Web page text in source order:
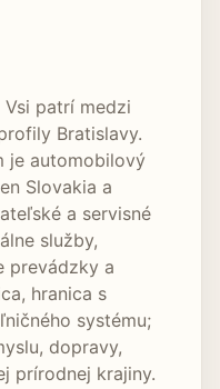
patrí medzi
Bratislavy.
je automobilový
Slovakia a
a servisné
služby,
prevádzky a
hranica s
systému;
dopravy,
prírodnej krajiny.